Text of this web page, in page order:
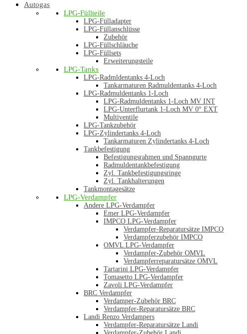
Autogas
LPG-Füllteile
LPG-Fülladapter
LPG-Füllanschlüsse
Zubehör
LPG-Füllschläuche
LPG-Füllsets
Erweiterungsteile
LPG-Tanks
LPG-Radmldentanks 4-Loch
Tankarmaturen Radmuldentanks 4-Loch
LPG-Radmuldentanks 1-Loch
LPG-Radmuldentanks 1-Loch MV INT
LPG-Unterflurtank 1-Loch MV 0° EXT
Multiventile
LPG-Tankzubehör
LPG-Zylindertanks 4-Loch
Tankarmaturen Zylindertanks 4-Loch
Tankbefestigung
Befestigungsrahmen und Spanngurte
Radmuldentankbefestigung
Zyl. Tankbefestigungsringe
Zyl. Tankhalterungen
Tankmontagesätze
LPG-Verdampfer
Andere LPG-Verdampfer
Emer LPG-Verdampfer
IMPCO LPG-Verdampfer
Verdampfer-Reparatursätze IMPCO
Verdampferzubehör IMPCO
OMVL LPG-Verdampfer
Verdampfer-Zubehör OMVL
Verdampferreparatursätze OMVL
Tartarini LPG-Verdampfer
Tomasetto LPG-Verdampfer
Zavoli LPG-Verdampfer
BRC Verdampfer
Verdamper-Zubehör BRC
Verdampfer-Reparatursätze BRC
Landi Renzo Verdampers
Verdampfer-Reparatursätze Landi